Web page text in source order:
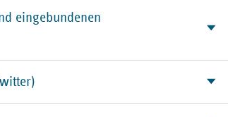
Pfalz
Sachsen
Anhalt
eingebundenen